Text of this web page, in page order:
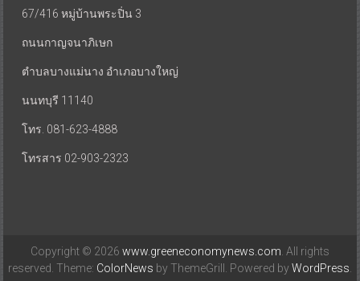
67/416 หมู่บ้านพระปิ่น 3
ถนนกาญจนาภิเษก
ตำบลบางแม่นาง อำเภอบางใหญ่
นนทบุรี 11140
โทร. 081-623-4888
โทรสาร 02-903-2323
Copyright © 2026 www.greeneconomynews.com . All rights
reserved. Theme: ColorNews by ThemeGrill. Powered byWordPress